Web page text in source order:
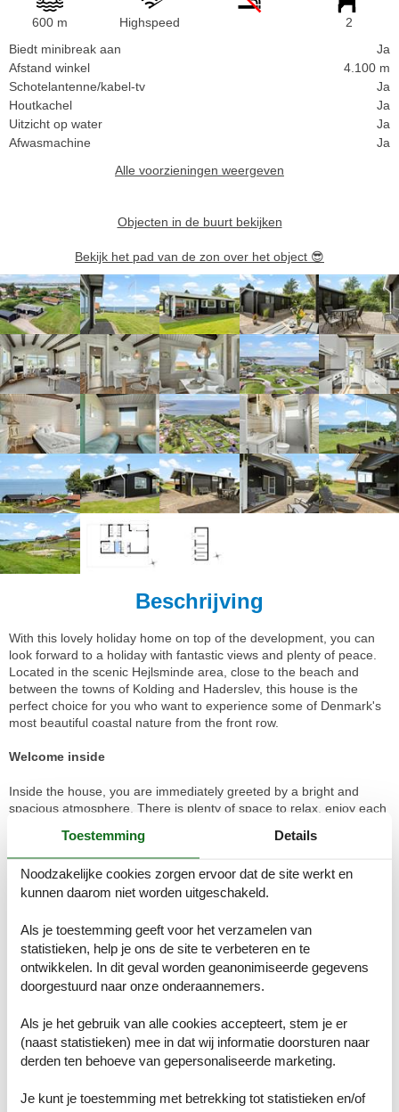
600 m Highspeed
2
Biedt minibreak aan
Ja
Afstand winkel
4.100 m
Schotelantenne/kabel-tv
Ja
Houtkachel
Ja
Uitzicht op water
Ja
Afwasmachine
Ja
Alle voorzieningen weergeven
Objecten in de buurt bekijken
Bekijk het pad van de zon over het object 😎
Beschrijving
With this lovely holiday home on top of the development, you can
look forward to a holiday with fantastic views and plenty of peace.
Located in the scenic Hejlsminde area, close to the beach and
between the towns of Kolding and Haderslev, this house is the
perfect choice for you who want to experience some of Denmark's
most beautiful coastal nature from the front row.
Welcome inside
Inside the house, you are immediately greeted by a bright and
spacious atmosphere. There is plenty of space to relax, enjoy each
provide wonderful light and ensure that you can constantly enjoy
the panoramic views of the green landscape and the shimmering
water in the distance. The open kitchen and living room flow
naturally into one another, so the family can gather around cooking,
the stove. When night falls, you can retreat to one of the delightful
bedrooms and enjoy a peaceful night's sleep, so you are refreshed
for new experiences the next day.
Enjoy life outside
Outdoors, you will find a wealth of cozy nooks and terraces
surrounding the holiday home. Here you can start the day with your
morning coffee in the sun while letting your gaze wander over the
your meals under the open sky, or you can retreat to one of the
Toestemming Details
Noodzakelijke cookies zorgen ervoor dat de site werkt en
kunnen daarom niet worden uitgeschakeld.
Als je toestemming geeft voor het verzamelen van
statistieken, help je ons de site te verbeteren en te
ontwikkelen. In dit geval worden geanonimiseerde gegevens
doorgestuurd naar onze onderaannemers.
Als je het gebruik van alle cookies accepteert, stem je er
(naast statistieken) mee in dat wij informatie doorsturen naar
derden ten behoeve van gepersonaliseerde marketing.
Je kunt je toestemming met betrekking tot statistieken en/of